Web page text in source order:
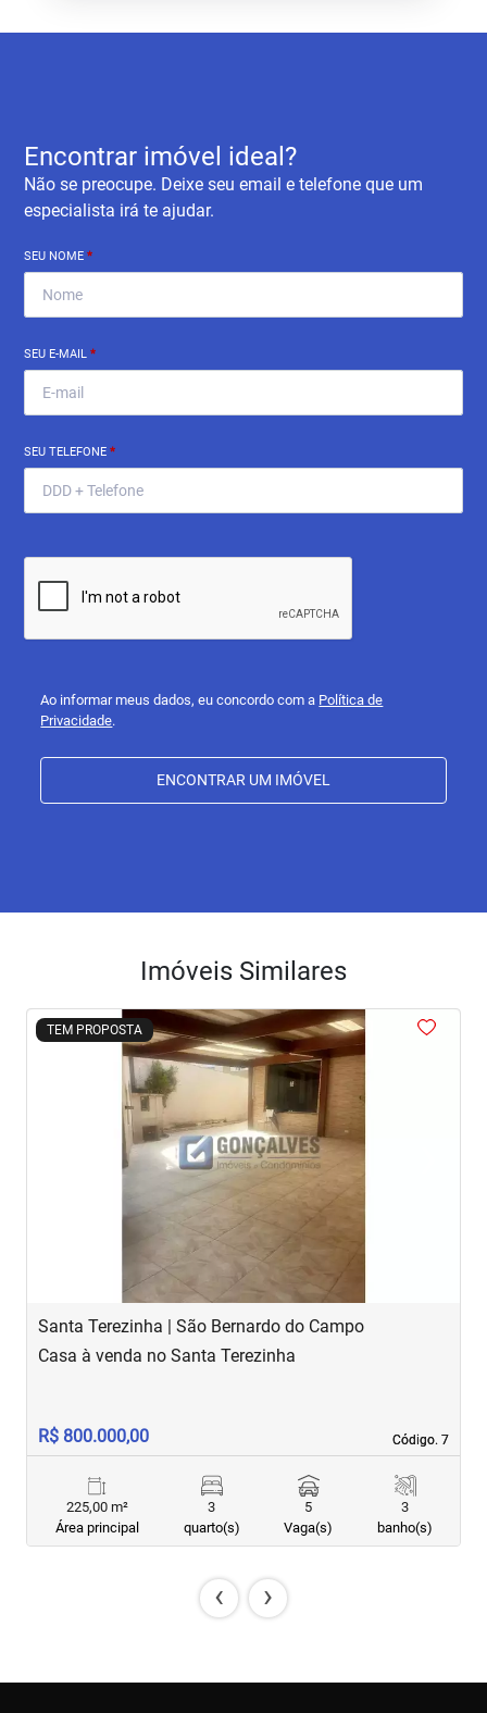
Encontrar imóvel ideal?
Não se preocupe. Deixe seu email e telefone que um
especialista irá te ajudar.
SEU NOME*
SEU E-MAIL*
SEU TELEFONE*
Ao informar meus dados, eu concordo com a Política de
Privacidade.
ENCONTRAR UM IMÓVEL
Imóveis Similares
TEM PROPOSTA
<<<<
Previous
Santa Terezinha | São Bernardo do Campo
Código. 7
Código. 7
Casa à venda no Santa Terezinha
R$ 800.000,00
225,00 m²
Área principal
3
quarto(s)
5
Vaga(s)
3
banho(s)
‹ ›